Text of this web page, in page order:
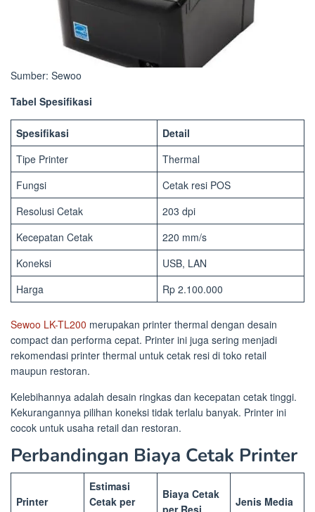
Sumber: Sewoo
Tabel Spesifikasi
Spesifikasi
Detail
Tipe Printer
Thermal
Fungsi
Cetak resi POS
Resolusi Cetak
203 dpi
Kecepatan Cetak
220 mm/s
Koneksi
USB, LAN
Harga
Rp 2.100.000
Sewoo LK-TL200 merupakan printer thermal dengan desain
compact dan performa cepat. Printer ini juga sering menjadi
rekomendasi printer thermal untuk cetak resi di toko retail
maupun restoran.
Kelebihannya adalah desain ringkas dan kecepatan cetak tinggi.
Kekurangannya pilihan koneksi tidak terlalu banyak. Printer ini
cocok untuk usaha retail dan restoran.
Perbandingan Biaya Cetak Printer
Printer
Estimasi
Cetak per
Biaya Cetak
Jenis Media